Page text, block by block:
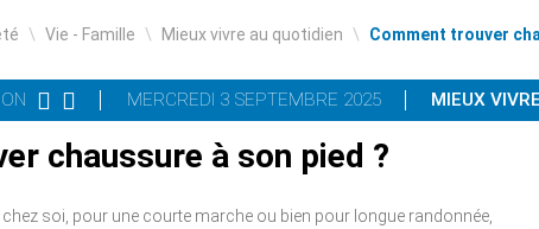
\ Vie - Famille \ Mieux vivre au quotidien \ Comment trouver
MERCREDI 3 SEPTEMBRE 2025 MIEUX
chaussure à son pied ?
chez soi, pour une courte marche ou bien pour longue randonnée,